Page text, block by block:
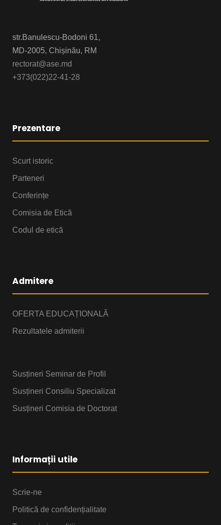
str.Banulescu-Bodoni 61,
MD-2005, Chișinău, RM
rectorat@ase.md
+373(022)22-41-28
Prezentare
Scurt istoric
Parteneri
Conferințe
Comisia de Etică
Codul de etică
Admitere
OFERTA EDUCAȚIONALĂ
Rezultatele admiterii
Susțineri Seminar de Profil
Susțineri Consiliu Specializat
Susțineri Comisia de Doctorat
Informații utile
Scrie-ne
Politică de confidențialitate